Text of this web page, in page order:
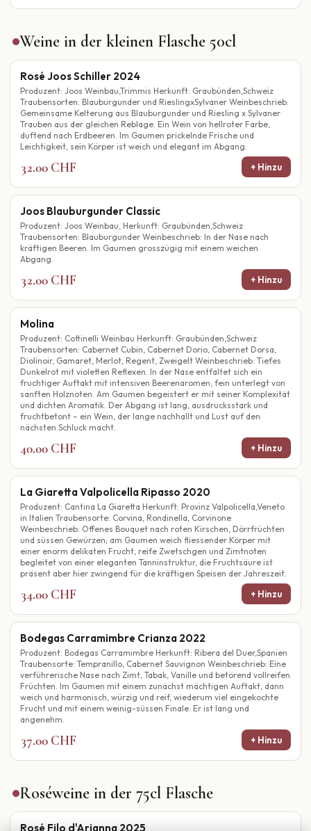
Weine in der kleinen Flasche 50cl
Rosé Joos Schiller 2024
Produzent: Joos Weinbau,Trimmis Herkunft: Graubünden,Schweiz
Traubensorten: Blauburgunder und RieslingxSylvaner Weinbeschrieb:
Gemeinsame Kelterung aus Blauburgunder und Riesling x Sylvaner
Trauben aus der gleichen Reblage. Ein Wein von hellroter Farbe,
duftend nach Erdbeeren. Im Gaumen prickelnde Frische und
Leichtigkeit, sein Körper ist weich und elegant im Abgang.
32.00 CHF + Hinzu
Joos Blauburgunder Classic
Produzent: Joos Weinbau, Herkunft: Graubünden,Schweiz
Traubensorten: Blauburgunder Weinbeschrieb: In der Nase nach
kräftigen Beeren. Im Gaumen grosszügig mit einem weichen
Abgang.
32.00 CHF + Hinzu
Molina
Produzent: Cottinelli Weinbau Herkunft: Graubünden,Schweiz
Traubensorten: Cabernet Cubin, Cabernet Dorio, Cabernet Dorsa,
Diolinoir, Gamaret, Merlot, Regent, Zweigelt Weinbeschrieb: Tiefes
Dunkelrot mit violetten Reflexen. In der Nase entfaltet sich ein
fruchtiger Auftakt mit intensiven Beerenaromen, fein unterlegt von
sanften Holznoten. Am Gaumen begeistert er mit seiner Komplexität
und dichten Aromatik. Der Abgang ist lang, ausdrucksstark und
fruchtbetont – ein Wein, der lange nachhallt und Lust auf den
nächsten Schluck macht.
40.00 CHF + Hinzu
La Giaretta Valpolicella Ripasso 2020
Produzent: Cantina La Giaretta Herkunft: Provinz Valpolicella,Veneto
in Italien Traubensorte: Corvina, Rondinella, Corvinone
Weinbeschrieb: Offenes Bouquet nach roten Kirschen, Dörrfrüchten
und süssen Gewürzen; am Gaumen weich fliessender Körper mit
einer enorm delikaten Frucht, reife Zwetschgen und Zimtnoten
begleitet von einer eleganten Tanninstruktur, die Fruchtsäure ist
präsent aber hier zwingend für die kräftigen Speisen der Jahreszeit.
34.00 CHF + Hinzu
Bodegas Carramimbre Crianza 2022
Produzent: Bodegas Carramimbre Herkunft: Ribera del Duer,Spanien
Traubensorte: Tempranillo, Cabernet Sauvignon Weinbeschrieb: Eine
verführerische Nase nach Zimt, Tabak, Vanille und betörend vollreifen
Früchten. Im Gaumen mit einem zunächst mächtigen Auftakt, dann
weich und harmonisch, würzig und reif, wiederum viel eingekochte
Frucht und mit einem weinig-süssen Finale. Er ist lang und
angenehm.
37.00 CHF + Hinzu
Roséweine in der 75cl Flasche
Rosé Filo d'Arianna 2025